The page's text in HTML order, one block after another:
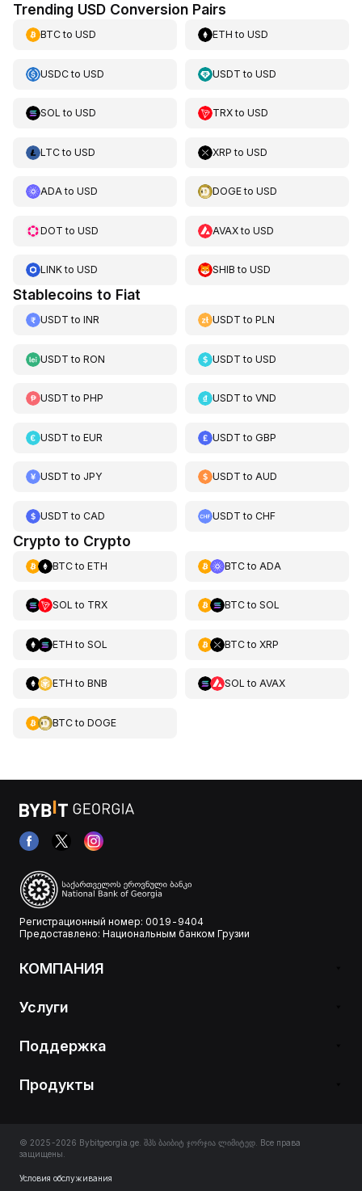
Trending USD Conversion Pairs
BTCto USD ETH toUSD
USDCto USD USDT toUSD
SOL to USD TRXtoUSD
LTCto USD XRP toUSD
ADAto USD DOGEtoUSD
DOT to USD AVAXtoUSD
LINKto USD SHIB toUSD
Stablecoins to Fiat
USDT to INR USDT toPLN
USDT to RON USDT toUSD
USDT to PHP USDT toVND
USDT to EUR USDT toGBP
USDT to JPY USDT toAUD
USDT to CAD USDT toCHF
Crypto to Crypto
BTCto ETH BTCto ADA
SOL to TRX BTCto SOL
ETH to SOL BTCto XRP
ETH to BNB SOL to AVAX
BTCto DOGE
Регистрационный номер: 0019-9404
Предоставлено: Национальным банком Грузии
КОМПАНИЯ
Услуги
Поддержка
Продукты
© 2025-2026 Bybitgeorgia.ge. შპს ბაიბიტ ჯორჯია ლიმიტედ. Все права
защищены.
Условия обслуживания